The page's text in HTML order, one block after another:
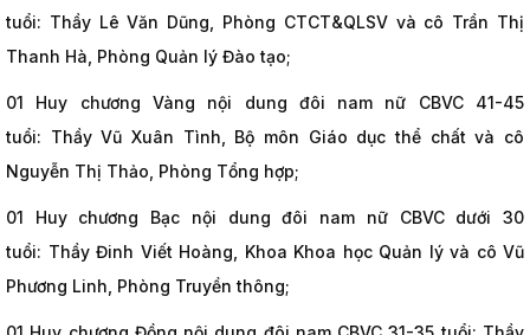
tuổi: Thầy Lê Văn Dũng, Phòng CTCT&QLSV và cô Trần Thị
Thanh Hà, Phòng Quản lý Đào tạo;
01 Huy chương Vàng nội dung đôi nam nữ CBVC 41-45
tuổi: Thầy Vũ Xuân Tình, Bộ môn Giáo dục thể chất và cô
Nguyễn Thị Thảo, Phòng Tổng hợp;
01 Huy chương Bạc nội dung đôi nam nữ CBVC dưới 30
tuổi: Thầy Đinh Viết Hoàng, Khoa Khoa học Quản lý và cô Vũ
Phương Linh, Phòng Truyền thông;